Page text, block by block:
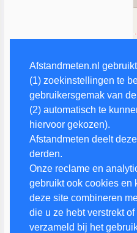
Afstandmeten.nl
(1) zoekinstellingen te
gebruikersgemak van
(2) automatisch te
hiervoor gekozen).
Afstandmeten deelt
derden.
Onze reclame en
gebruikt ook cookies en
deze site combineren
die u ze hebt verstrekt
verzameld bij het